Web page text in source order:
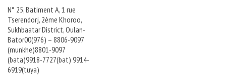
N° 25, Batiment A, 1 rue
Tserendorj, 2ème Khoroo,
Sukhbaatar District, Oulan-
Bator00(976) – 8806-9097
(munkhe)8801-9097
(bata)9918-7727(bat) 9914-
6919(tuya)